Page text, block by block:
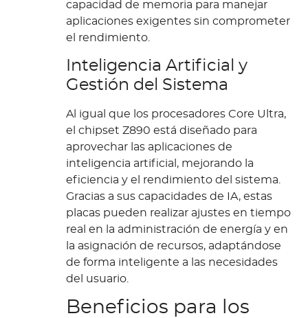
capacidad de memoria para manejar
aplicaciones exigentes sin comprometer
el rendimiento.
Inteligencia Artificial y
Gestión del Sistema
Al igual que los procesadores Core Ultra,
el chipset Z890 está diseñado para
aprovechar las aplicaciones de
inteligencia artificial, mejorando la
eficiencia y el rendimiento del sistema.
Gracias a sus capacidades de IA, estas
placas pueden realizar ajustes en tiempo
real en la administración de energía y en
la asignación de recursos, adaptándose
de forma inteligente a las necesidades
del usuario.
Beneficios para los